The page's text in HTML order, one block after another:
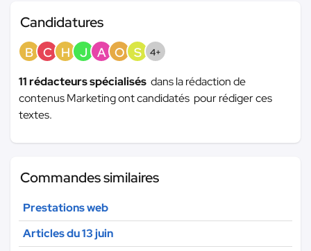
Candidatures
B C H J A O S 4+
11 rédacteurs spécialisés dans la rédaction de
contenus Marketing ont candidatés pour rédiger ces
textes.
Commandes similaires
Prestations web
Articles du 13 juin